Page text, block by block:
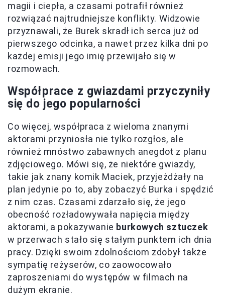
magii i ciepła, a czasami potrafił również
rozwiązać najtrudniejsze konflikty. Widzowie
przyznawali, że Burek skradł ich serca już od
pierwszego odcinka, a nawet przez kilka dni po
każdej emisji jego imię przewijało się w
rozmowach.
Współprace z gwiazdami przyczyniły
się do jego popularności
Co więcej, współpraca z wieloma znanymi
aktorami przyniosła nie tylko rozgłos, ale
również mnóstwo zabawnych anegdot z planu
zdjęciowego. Mówi się, że niektóre gwiazdy,
takie jak znany komik Maciek, przyjeżdżały na
plan jedynie po to, aby zobaczyć Burka i spędzić
z nim czas. Czasami zdarzało się, że jego
obecność rozładowywała napięcia między
aktorami, a pokazywanie burkowych sztuczek
w przerwach stało się stałym punktem ich dnia
pracy. Dzięki swoim zdolnościom zdobył także
sympatię reżyserów, co zaowocowało
zaproszeniami do występów w filmach na
dużym ekranie.